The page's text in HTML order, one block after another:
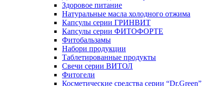
Здоровое питание
Натуральные масла холодного отжима
Капсулы серии ГРИНВИТ
Капсулы серии ФИТОФОРТЕ
Фитобальзамы
Набори продукции
Таблетированные продукты
Свечи серии ВИТОЛ
Фитогели
Косметические средства серии “Dr.Green”